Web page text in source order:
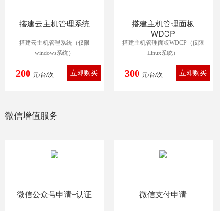
搭建云主机管理系统
搭建云主机管理系统（仅限
windows系统）
200 元/台/次
搭建主机管理面板
WDCP
搭建主机管理面板WDCP（仅限
Linux系统）
300 元/台/次
微信增值服务
微信公众号申请+认证 微信支付申请